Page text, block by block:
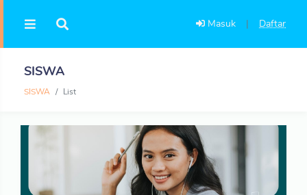
Masuk | Daftar
SISWA
SISWA List